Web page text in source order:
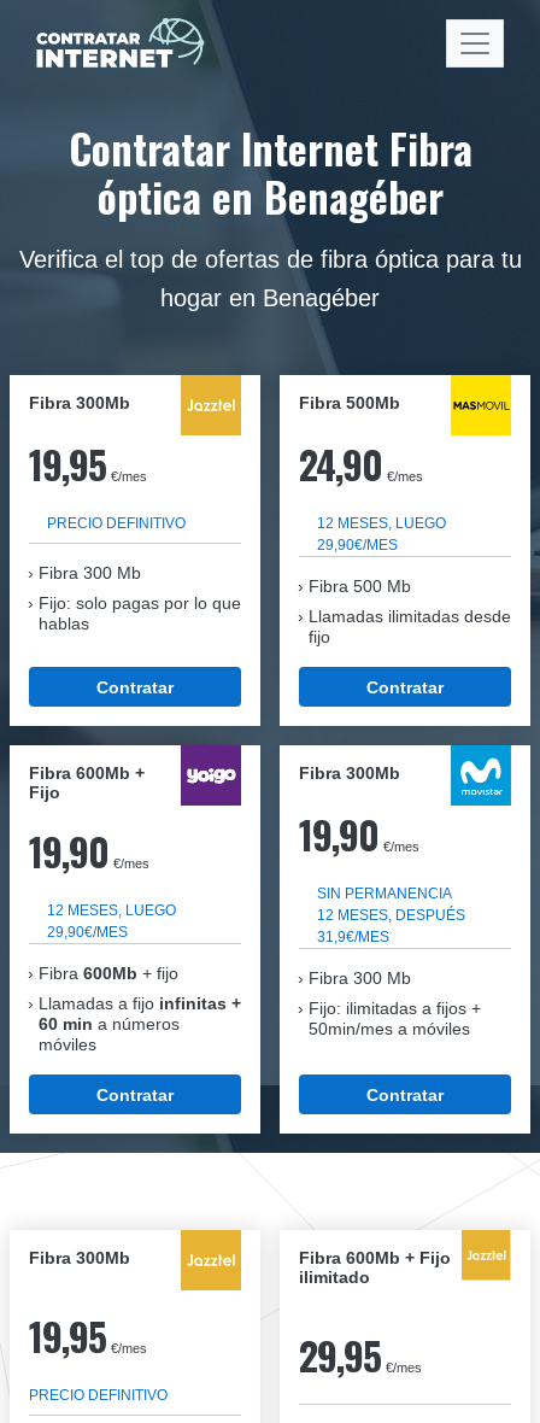
Contratar Internet Fibra
óptica en Benagéber
Verifica el top de ofertas de fibra óptica para tu
hogar en Benagéber
Fibra 300Mb
19,95 €/mes
PRECIO DEFINITIVO
Fibra 300 Mb
Fijo: solo pagas por lo que
hablas
Contratar
Fibra 500Mb
24,90 €/mes
12 MESES, LUEGO
29,90€/MES
Fibra 500 Mb
Llamadas ilimitadas desde
fijo
Contratar
Fibra 600Mb +
Fijo
19,90 €/mes
12 MESES, LUEGO
29,90€/MES
Fibra 600Mb + fijo
Llamadas a fijo infinitas +
60 min a números
móviles
Contratar
Fibra 300Mb
19,90 €/mes
SIN PERMANENCIA
12 MESES, DESPUÉS
31,9€/MES
Fibra 300 Mb
Fijo: ilimitadas a fijos +
50min/mes a móviles
Contratar
Fibra 300Mb
19,95 €/mes
PRECIO DEFINITIVO
Fibra 600Mb + Fijo
ilimitado
29,95 €/mes